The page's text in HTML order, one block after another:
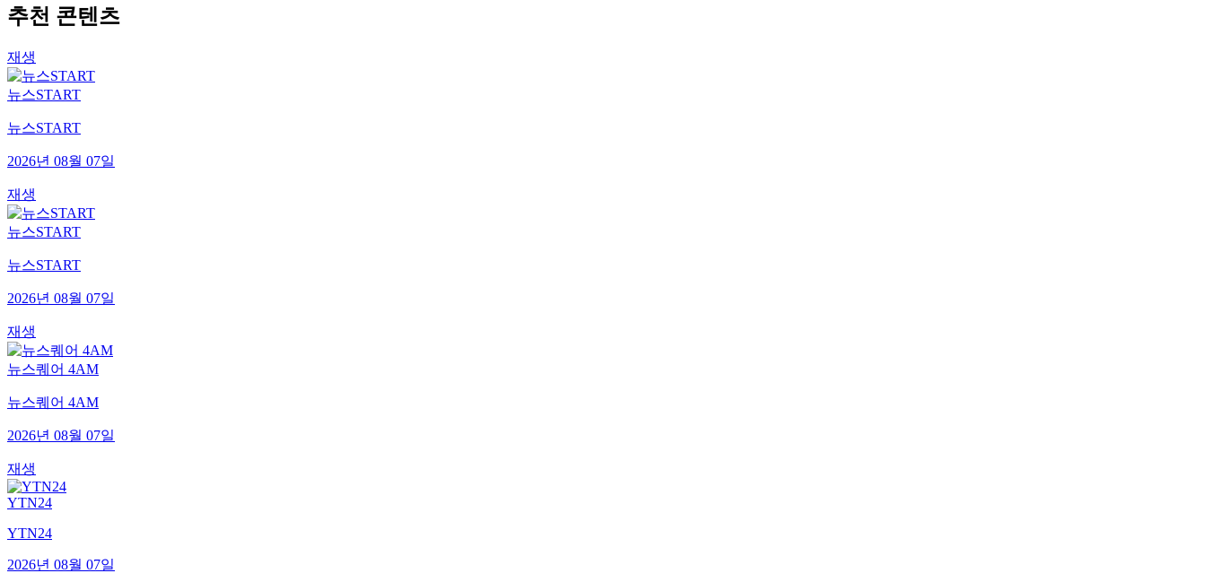
추천 콘텐츠
재생
뉴스START
뉴스START
2026년 08월 07일
재생
뉴스START
뉴스START
2026년 08월 07일
재생
뉴스퀘어 4AM
뉴스퀘어 4AM
2026년 08월 07일
재생
YTN24
YTN24
2026년 08월 07일